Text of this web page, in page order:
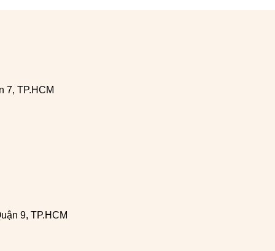
7, TP.HCM
9, TP.HCM